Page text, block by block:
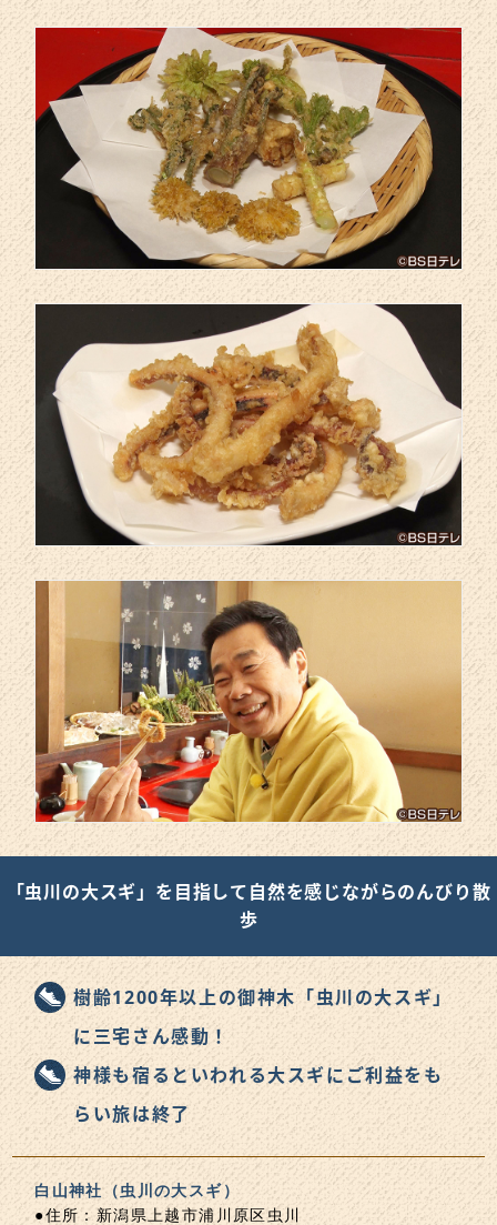
「虫川の大スギ」を目指して自然を感じながらのんびり散
歩
樹齢1200年以上の御神木「虫川の大スギ」
に三宅さん感動！
神様も宿るといわれる大スギにご利益をも
らい旅は終了
白山神社（虫川の大スギ）
●住所：新潟県上越市浦川原区虫川